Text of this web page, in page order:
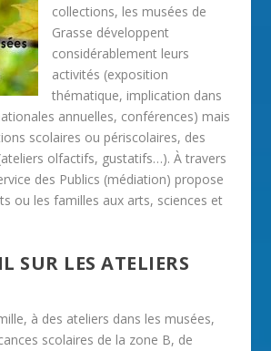
collections, les musées de
Grasse développent
considérablement leurs
activités (exposition
thématique, implication dans
annuelles, conférences) mais
scolaires ou périscolaires, des
olfactifs, gustatifs…). À travers
des Publics (médiation) propose
ou les familles aux arts, sciences et
SUR LES ATELIERS
à des ateliers dans les musées,
scolaires de la zone B, de